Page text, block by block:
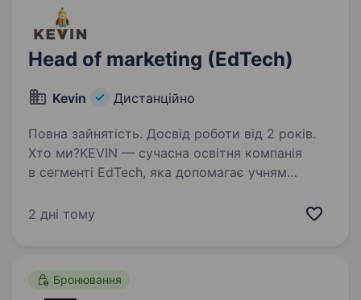
Head of marketing (EdTech)
Kevin Дистанційно
Повна зайнятість. Досвід роботи від 2 років.
Хто ми?KEVIN — сучасна освітня компанія
в сегменті EdTech, яка допомагає учням
майбутнє. Наші продукти змінюють життя,
2 дні тому
Бронювання